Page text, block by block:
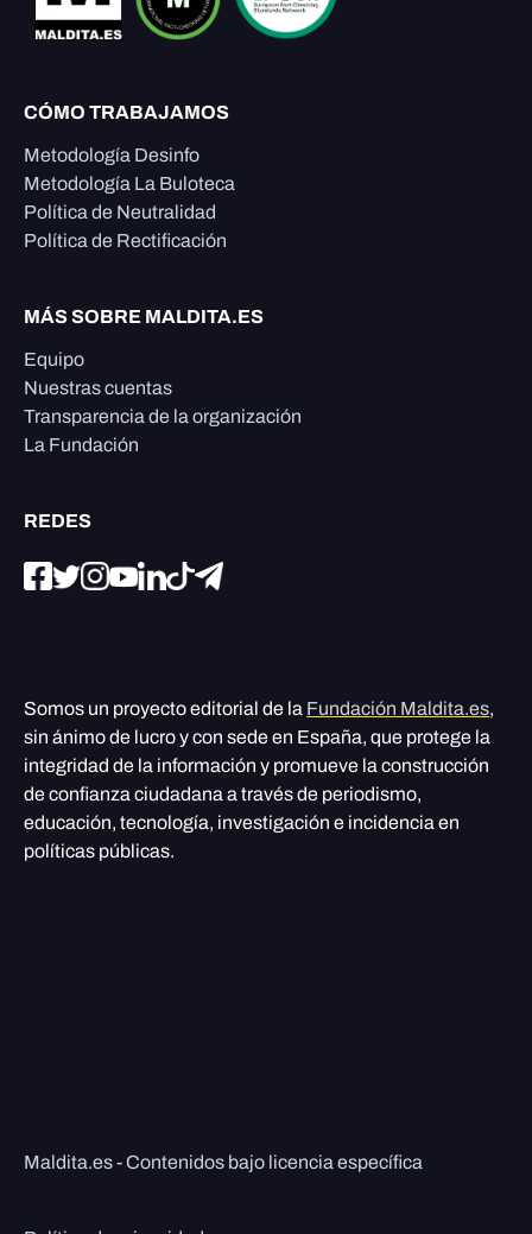
CÓMO TRABAJAMOS
Metodología Desinfo
Metodología La Buloteca
Política de Neutralidad
Política de Rectificación
MÁS SOBRE MALDITA.ES
Equipo
Nuestras cuentas
Transparencia de la organización
La Fundación
REDES
Somos un proyecto editorial de la Fundación Maldita.es,
sin ánimo de lucro y con sede en España, que protege la
integridad de la información y promueve la construcción
de confianza ciudadana a través de periodismo,
educación, tecnología, investigación e incidencia en
políticas públicas.
Maldita.es - Contenidos bajo licencia específica